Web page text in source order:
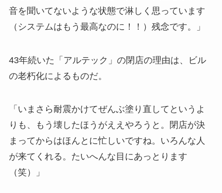
音を聞いてないような状態で淋しく思っています
（システムはもう最高なのに！！）残念です。」
43年続いた「アルテック」の閉店の理由は、ビル
の老朽化によるものだ。
「いまさら耐震かけてぜんぶ塗り直してというよ
りも、もう壊したほうがええやろうと。閉店が決
まってからはほんとに忙しいですね。いろんな人
が来てくれる。たいへんな目にあっとります
（笑）」